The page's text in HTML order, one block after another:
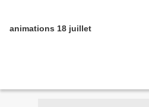
animations 18 juillet